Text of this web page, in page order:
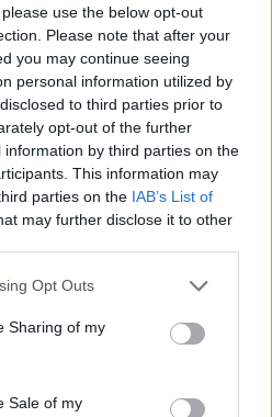
use the below opt-out
Please note that after your
you may continue seeing
personal information utilized by
to third parties prior to
opt-out of the further
by third parties on the
This information may
parties on the IAB’s List of
may further disclose it to other
app uses one or more Google
behaviour. You may click to
and its third-party tags to
purposes in below Google
Opt Outs
Sharing of my
Sale of my
εδώ
οι
Οι Χούθι ανέλαβαν
ευθύνη για την
διυλιστήριο της
Aramco στη
Αραβία